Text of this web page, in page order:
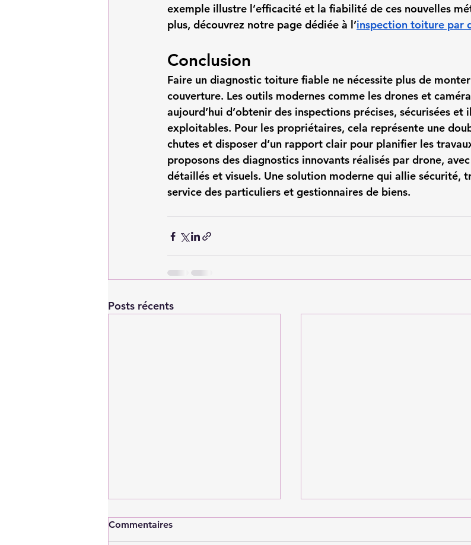
exemple illustre l’efficacité et la fiabilité de ces nouvelles
plus, découvrez notre page dédiée à l’inspection toiture par
Conclusion
Faire un diagnostic toiture fiable ne nécessite plus de
couverture. Les outils modernes comme les drones et
aujourd’hui d’obtenir des inspections précises, sécurisées et
exploitables. Pour les propriétaires, cela représente une
chutes et disposer d’un rapport clair pour planifier les
proposons des diagnostics innovants réalisés par drone,
détaillés et visuels. Une solution moderne qui allie sécurité,
service des particuliers et gestionnaires de biens.
Posts récents
Commentaires